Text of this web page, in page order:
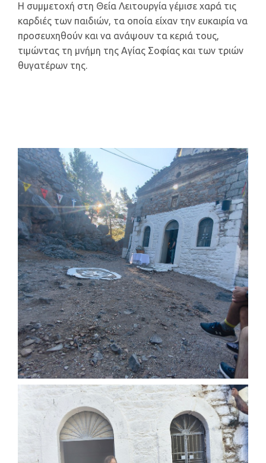
Η συμμετοχή στη Θεία Λειτουργία γέμισε χαρά τις
καρδιές των παιδιών, τα οποία είχαν την ευκαιρία να
προσευχηθούν και να ανάψουν τα κεριά τους,
τιμώντας τη μνήμη της Αγίας Σοφίας και των τριών
θυγατέρων της.